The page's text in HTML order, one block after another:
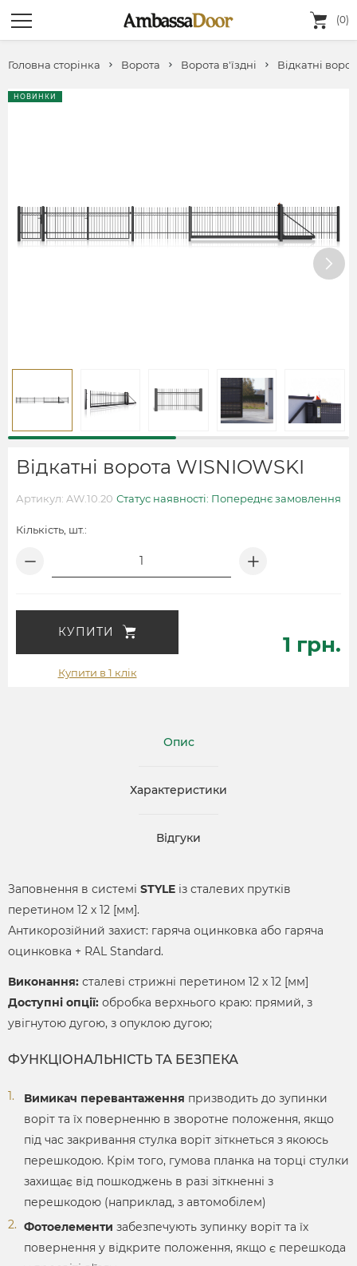
(0)
Головна сторінка Ворота Ворота в'їздні Відкатні
НОВИНКИ
Відкатні ворота WISNIOWSKI
Артикул: AW.10.20 Статус наявності: Попереднє замовлення
Кількість, шт.:
КУПИТИ
Купити в 1 клік
1 грн.
Опис
Характеристики
Відгуки
Заповнення в системі STYLE із сталевих прутків
перетином 12 х 12 [мм].
Антикорозійний захист: гаряча оцинковка або гаряча
оцинковка + RAL Standard.
Виконання: сталеві стрижні перетином 12 x 12 [мм]
Доступні опції: обробка верхнього краю: прямий, з
увігнутою дугою, з опуклою дугою;
ФУНКЦІОНАЛЬНІСТЬ ТА БЕЗПЕКА
Вимикач перевантаження призводить до зупинки
воріт та їх поверненню в зворотне положення, якщо
під час закривання стулка воріт зіткнеться з якоюсь
перешкодою. Крім того, гумова планка на торці стулки
захищає від пошкоджень в разі зіткненні з
перешкодою (наприклад, з автомобілем)
Фотоелементи забезпечують зупинку воріт та їх
повернення у відкрите положення, якщо є перешкода